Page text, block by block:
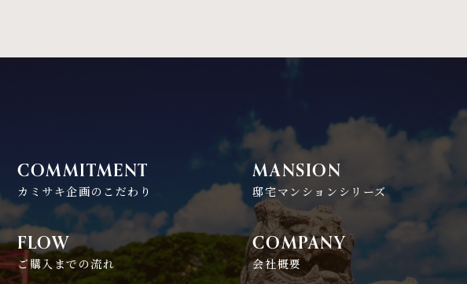
COMMITMENT
カミサキ企画のこだわり
FLOW
ご購入までの流れ
MANSION
邸宅マンションシリーズ
COMPANY
会社概要